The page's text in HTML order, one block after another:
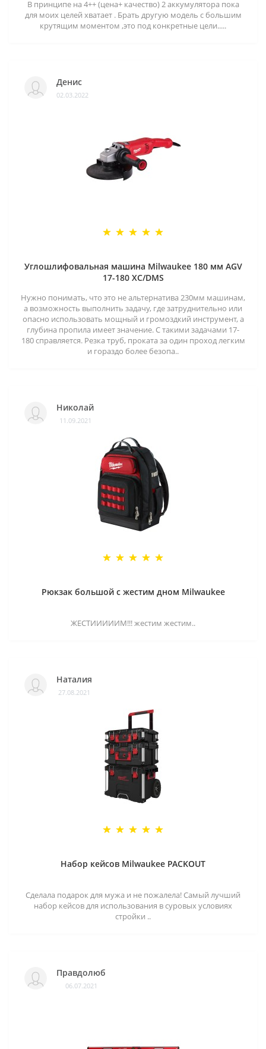
В принципе на 4++ (цена+ качество) 2 аккумулятора пока
для моих целей хватает . Брать другую модель с большим
крутящим моментом ,это под конкретные цели.....
Денис
02.03.2022
Углошлифовальная машина Milwaukee 180 мм AGV
17-180 XC/DMS
Нужно понимать, что это не альтернатива 230мм машинам,
а возможность выполнить задачу, где затруднительно или
опасно использовать мощный и громоздкий инструмент, а
глубина пропила имеет значение. С такими задачами 17-
180 справляется. Резка труб, проката за один проход легким
и гораздо более безопа..
Николай
11.09.2021
Рюкзак большой с жестим дном Milwaukee
ЖЕСТИИИИИМ!!! жестим жестим..
Наталия
27.08.2021
Набор кейсов Milwaukee PACKOUT
Сделала подарок для мужа и не пожалела! Самый лучший
набор кейсов для использования в суровых условиях
стройки ..
Правдолюб
06.07.2021